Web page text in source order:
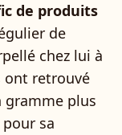
de produits
de
chez lui à
ont retrouvé
gramme plus
sa